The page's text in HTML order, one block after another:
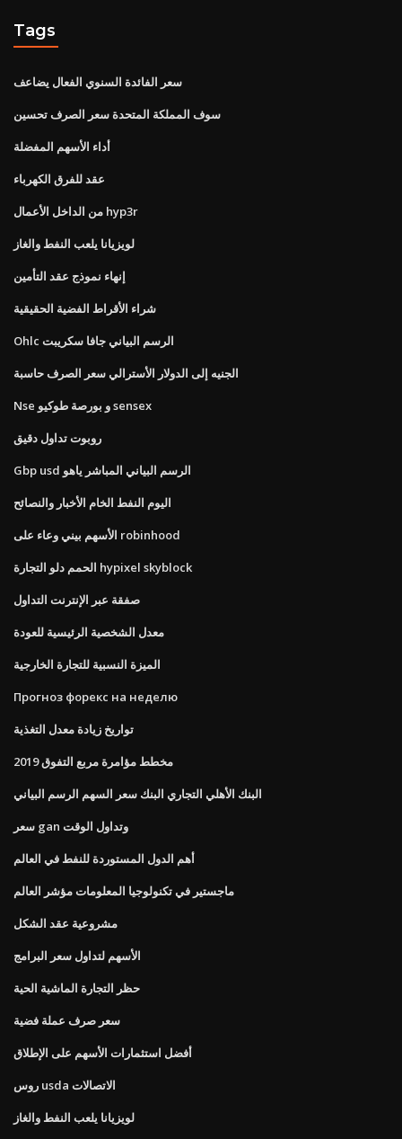
Tags
سعر الفائدة السنوي الفعال يضاعف
سوف المملكة المتحدة سعر الصرف تحسين
أداء الأسهم المفضلة
عقد للفرق الكهرباء
من الداخل الأعمال hyp3r
لويزيانا يلعب النفط والغاز
إنهاء نموذج عقد التأمين
شراء الأقراط الفضية الحقيقية
Ohlc الرسم البياني جافا سكريبت
الجنيه إلى الدولار الأسترالي سعر الصرف حاسبة
Nse و بورصة طوكيو sensex
روبوت تداول دقيق
Gbp usd الرسم البياني المباشر ياهو
اليوم النفط الخام الأخبار والنصائح
الأسهم بيني وعاء على robinhood
الحمم دلو التجارة hypixel skyblock
صفقة عبر الإنترنت التداول
معدل الشخصية الرئيسية للعودة
الميزة النسبية للتجارة الخارجية
Прогноз форекс на неделю
تواريخ زيادة معدل التغذية
مخطط مؤامرة مربع التفوق 2019
البنك الأهلي التجاري البنك سعر السهم الرسم البياني
سعر gan وتداول الوقت
أهم الدول المستوردة للنفط في العالم
ماجستير في تكنولوجيا المعلومات مؤشر العالم
مشروعية عقد الشكل
الأسهم لتداول سعر البرامج
حظر التجارة الماشية الحية
سعر صرف عملة فضية
أفضل استثمارات الأسهم على الإطلاق
روس usda الاتصالات
لويزيانا يلعب النفط والغاز